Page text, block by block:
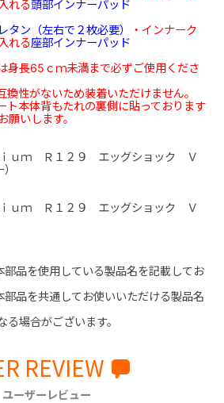
れる頭部インナーパッド
タン（左右で２枚必要）
・インナーク
れる座部インナーパッド
身長65ｃｍ未満まで必ずご使用くださ
性がないため装着いただけません。
ト本体背もたれの裏側に貼っております
願いします。
ｕｍ Ｒ１２９ エッグショック Ｖ
ｕｍ Ｒ１２９ エッグショック Ｖ
品を使用している製品名を記載してお
品を共通してお使いいただける製品名
場合がございます。
REVIEW
ユーザーレビュー